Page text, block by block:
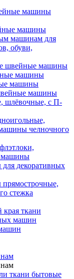
машины
машины
машинам для
обуви,
швейные машины
машины
машины
машины
шлёвочные, с П-
челночного
машины
декоративных
стежка
края ткани
машин
ткани бытовые